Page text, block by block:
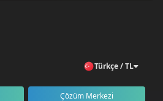
Türkçe / TL
Çözüm Merkezi